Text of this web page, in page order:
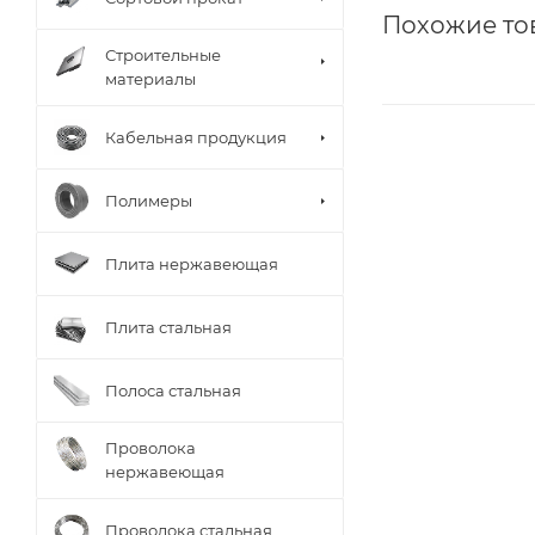
Похожие
Строительные
материалы
Кабельная продукция
Полимеры
Плита нержавеющая
Плита стальная
Полоса стальная
Проволока
нержавеющая
Проволока стальная